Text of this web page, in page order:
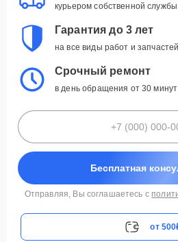
курьером собственной службы
Гарантия до 3 лет
на все виды работ и запчастей
Срочный ремонт
в день обращения от 30 минут
Бесплатная
Отправляя, Вы соглашаетесь с
от